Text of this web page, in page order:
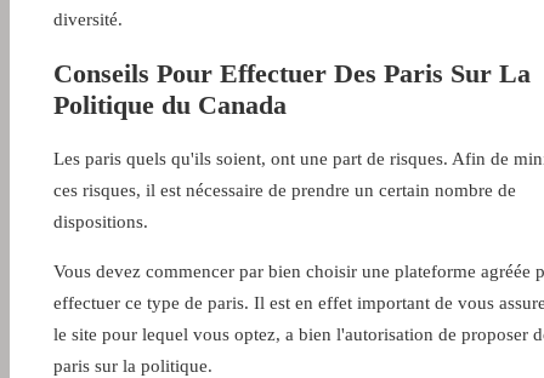
diversité.
Conseils Pour Effectuer Des Paris Sur La
Politique du Canada
Les paris quels qu'ils soient, ont une part de risques. Afin de
ces risques, il est nécessaire de prendre un certain nombre de
dispositions.
Vous devez commencer par bien choisir une plateforme agréée
effectuer ce type de paris. Il est en effet important de vous
le site pour lequel vous optez, a bien l'autorisation de proposer
paris sur la politique.